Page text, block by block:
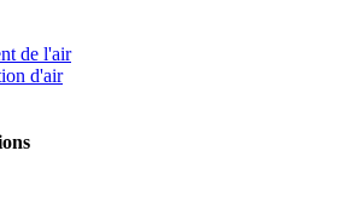
de l'air
d'air